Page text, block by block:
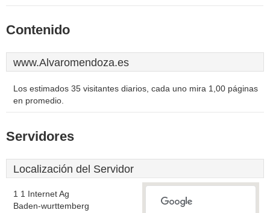
Contenido
www.Alvaromendoza.es
Los estimados 35 visitantes diarios, cada uno mira 1,00 páginas
en promedio.
Servidores
Localización del Servidor
1 1 Internet Ag
Baden-wurttemberg